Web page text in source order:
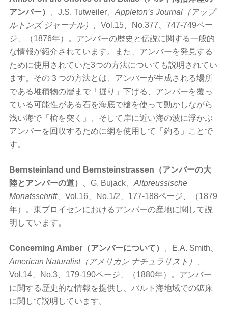
アンバー）
、J.S. Tutweiler、 Appleton’s Journal（アップ
ルトンズ ジャーナル）
、Vol.15、No.377、747-749ペー
ジ、（1876年）。アンバーの歴史と伝説に関する一般的
な情報が紹介されています。また、アンバーを発見する
ために使用されていた3つの方法についても説明されてい
ます。その３つの方法とは、アンバーが生成される場所
である堆積物の層まで「掘り」下げる、アンバーを覆っ
ている可能性がある石を海底で槍を使って動かしながら
浅い海で「槍を突く」、そして岸に近い海の波に浮かぶ
アンバーを回収するために網を使用して「釣る」ことで
す。
Bernsteinland und Bernsteinstrassen（アンバーの大
陸とアンバーの道）
、G. Bujack、 Altpreussische
Monatsschrift、Vol.16、No.1/2、177-188ページ、（1879
年）。東プロイセンにおけるアンバーの産地に関して説
明しています。
Concerning Amber（アンバーについて）
、E.A. Smith、
American Naturalist（アメリカン ナチュラリスト）
Vol.14、No.3、179-190ページ、（1880年）。アンバー
に関する歴史的な情報を提供し、バルト海地域での鉱床
に関して説明しています。